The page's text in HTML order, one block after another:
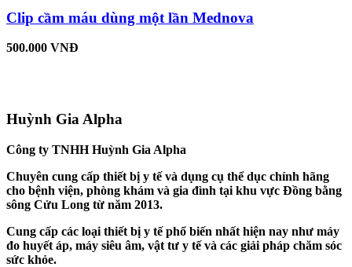
Clip cầm máu dùng một lần Mednova
500.000 VNĐ
Huỳnh Gia Alpha
Công ty TNHH Huỳnh Gia Alpha
Chuyên cung cấp thiết bị y tế và dụng cụ thể dục chính hãng
cho bệnh viện, phòng khám và gia đình tại khu vực Đồng bằng
sông Cửu Long từ năm 2013.
Cung cấp các loại thiết bị y tế phổ biến nhất hiện nay như máy
đo huyết áp, máy siêu âm, vật tư y tế và các giải pháp chăm sóc
sức khỏe.